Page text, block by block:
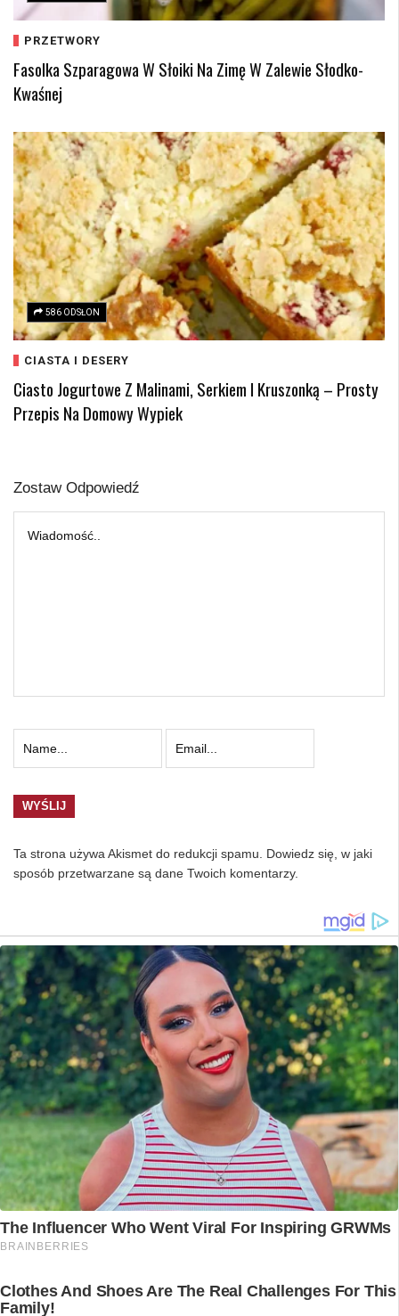
PRZETWORY
Fasolka Szparagowa W Słoiki Na Zimę W Zalewie Słodko-
Kwaśnej
586 ODSŁON
CIASTA I DESERY
Ciasto Jogurtowe Z Malinami, Serkiem I Kruszonką – Prosty
Przepis Na Domowy Wypiek
Zostaw Odpowiedź
Ta strona używa Akismet do redukcji spamu. Dowiedz się, w jaki
sposób przetwarzane są dane Twoich komentarzy.